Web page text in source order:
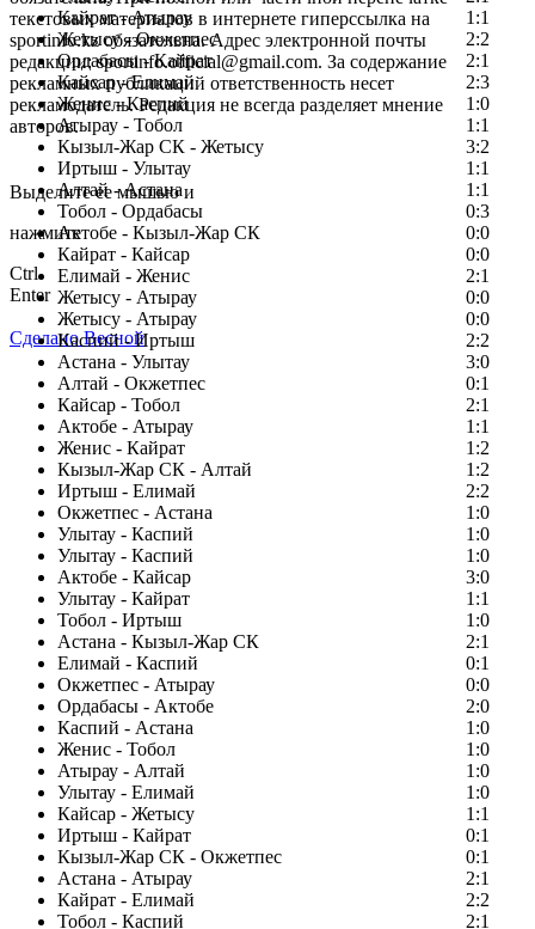
Кайрат - Атырау
1:1
Жетысу - Окжетпес
2:2
Ордабасы - Кайрат
2:1
Кайсар - Елимай
2:3
Женис - Каспий
1:0
Атырау - Тобол
1:1
Кызыл-Жар СК - Жетысу
3:2
Иртыш - Улытау
1:1
Алтай - Астана
1:1
Тобол - Ордабасы
0:3
Актобе - Кызыл-Жар СК
0:0
Кайрат - Кайсар
0:0
Елимай - Женис
2:1
Жетысу - Атырау
0:0
Жетысу - Атырау
0:0
Каспий - Иртыш
2:2
Астана - Улытау
3:0
Алтай - Окжетпес
0:1
Кайсар - Тобол
2:1
Актобе - Атырау
1:1
Женис - Кайрат
1:2
Кызыл-Жар СК - Алтай
1:2
Иртыш - Елимай
2:2
Окжетпес - Астана
1:0
Улытау - Каспий
1:0
Улытау - Каспий
1:0
Актобе - Кайсар
3:0
Улытау - Кайрат
1:1
Тобол - Иртыш
1:0
Астана - Кызыл-Жар СК
2:1
Елимай - Каспий
0:1
Окжетпес - Атырау
0:0
Ордабасы - Актобе
2:0
Каспий - Астана
1:0
Женис - Тобол
1:0
Атырау - Алтай
1:0
Улытау - Елимай
1:0
Кайсар - Жетысу
1:1
Иртыш - Кайрат
0:1
Кызыл-Жар СК - Окжетпес
0:1
Астана - Атырау
2:1
Кайрат - Елимай
2:2
Тобол - Каспий
2:1
текстовых материалов в интернете гиперссылка на
sportinfo.kz обязательна. Адрес электронной почты
редакции: sportinfo.official@gmail.com. За содержание
рекламных публикаций ответственность несет
рекламодатель. Редакция не всегда разделяет мнение
авторов.
Заметили ошибку в тексте?
Выделите ее мышью и
нажмите
Ctrl
Enter
Сделано Весной